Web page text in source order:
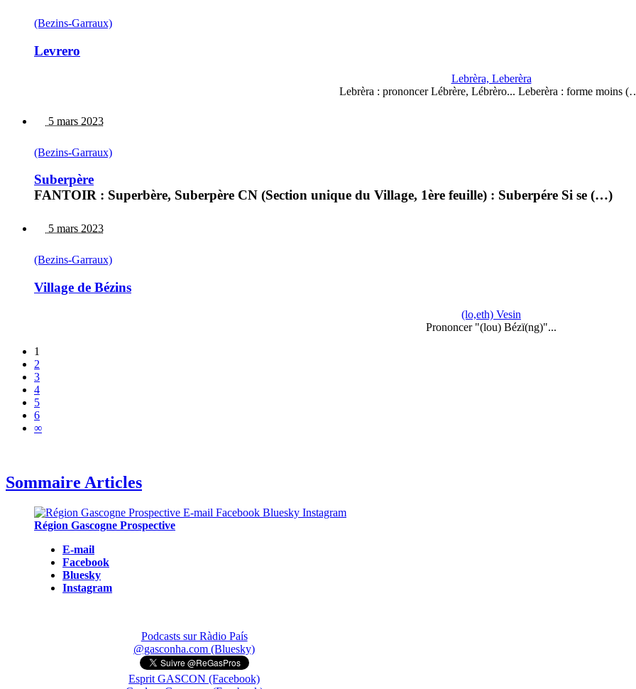
(Bezins-Garraux)
Levrero
Lebrèra, Leberèra
Lebrèra : prononcer Lébrère, Lébrèro... Leberèra : forme moins
5 mars 2023
(Bezins-Garraux)
Suberpère
FANTOIR : Superbère, Suberpère CN (Section unique du Village, 1ère feuille) : Suberpére Si se (…)
5 mars 2023
(Bezins-Garraux)
Village de Bézins
(lo,eth) Vesin
Prononcer "(lou) Bézï(ng)"...
1
2
3
4
5
6
∞
Sommaire Articles
Région Gascogne Prospective
E-mail
Facebook
Bluesky
Instagram
Podcasts sur Ràdio País
@gasconha.com (Bluesky)
Esprit GASCON (Facebook)